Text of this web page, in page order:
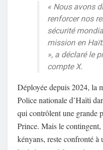
« Nous avons
renforcer nos
sécurité
mission en
», a déclaré le
compte X.
Déployée depuis 2024, la
Police nationale d’Haïti
qui contrôlent une grande
Prince. Mais le
kényans, reste confronté à